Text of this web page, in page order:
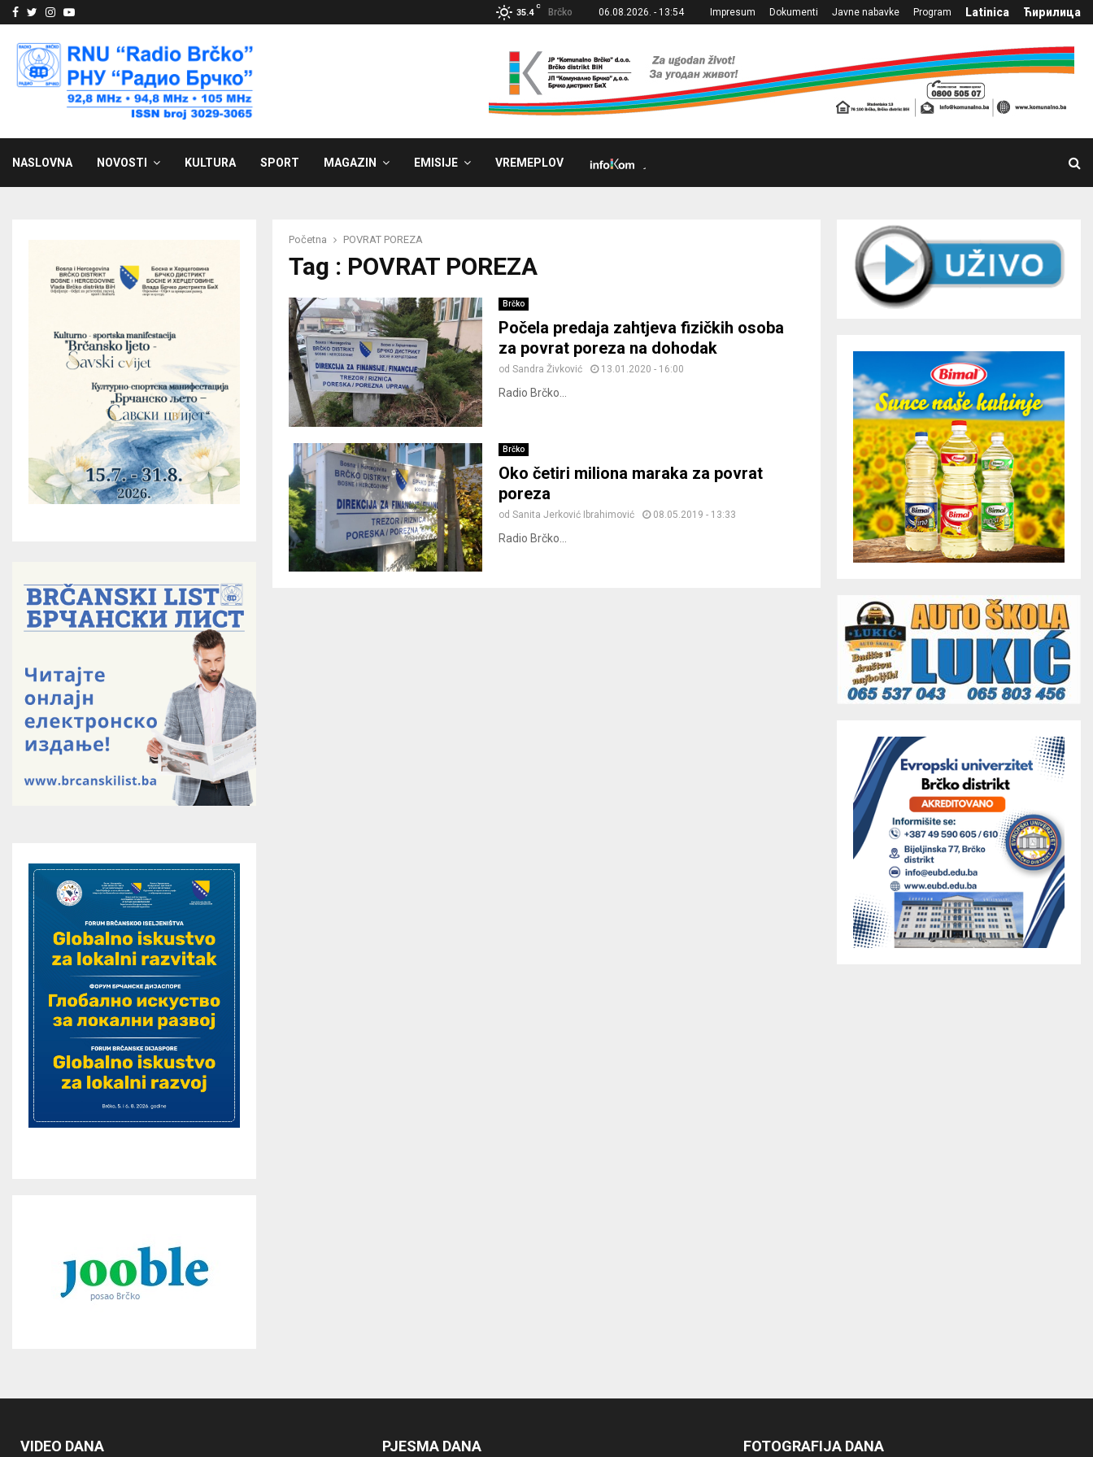
Facebook
Twitter
Instagram
Youtube 35.4
C
Brčko 06.08.2026. - 13:54 Impresum Dokumenti Javne nabavke Program Latinica Ћирилица
NASLOVNA NOVOSTI KULTURA SPORT MAGAZIN EMISIJE VREMEPLOV
Početna POVRAT POREZA
Tag : POVRAT POREZA
Brčko
Počela predaja zahtjeva fizičkih osoba
za povrat poreza na dohodak
od Sandra Živković 13.01.2020 - 16:00
Radio Brčko...
Brčko
Oko četiri miliona maraka za povrat
poreza
od Sanita Jerković Ibrahimović 08.05.2019 - 13:33
Radio Brčko...
VIDEO DANA PJESMA DANA FOTOGRAFIJA DANA